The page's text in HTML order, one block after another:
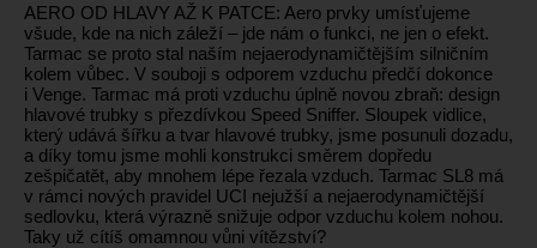
AERO OD HLAVY AŽ K PATCE: Aero prvky umísťujeme
všude, kde na nich záleží – jde nám o funkci, ne jen o efekt.
Tarmac se proto stal naším nejaerodynamičtějším silničním
kolem vůbec. V souboji s odporem vzduchu předčí dokonce
i Venge. Tarmac má proti vzduchu úplně novou zbraň: design
hlavové trubky s přezdívkou Speed Sniffer. Sloupek vidlice,
který udává šířku a tvar hlavové trubky, jsme posunuli dozadu,
a díky tomu jsme mohli konstrukci směrem dopředu
zešpičatět, aby mnohem lépe řezala vzduch. Tarmac SL8 má
v rámci nových pravidel UCI nejužší a nejaerodynamičtější
sedlovku, která výrazně snižuje odpor vzduchu kolem nohou.
Taky už cítíš omamnou vůni vítězství?